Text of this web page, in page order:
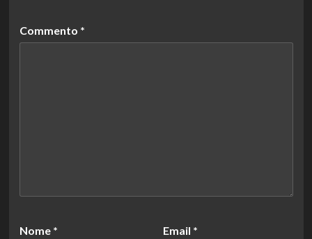
Commento *
Nome * Email *